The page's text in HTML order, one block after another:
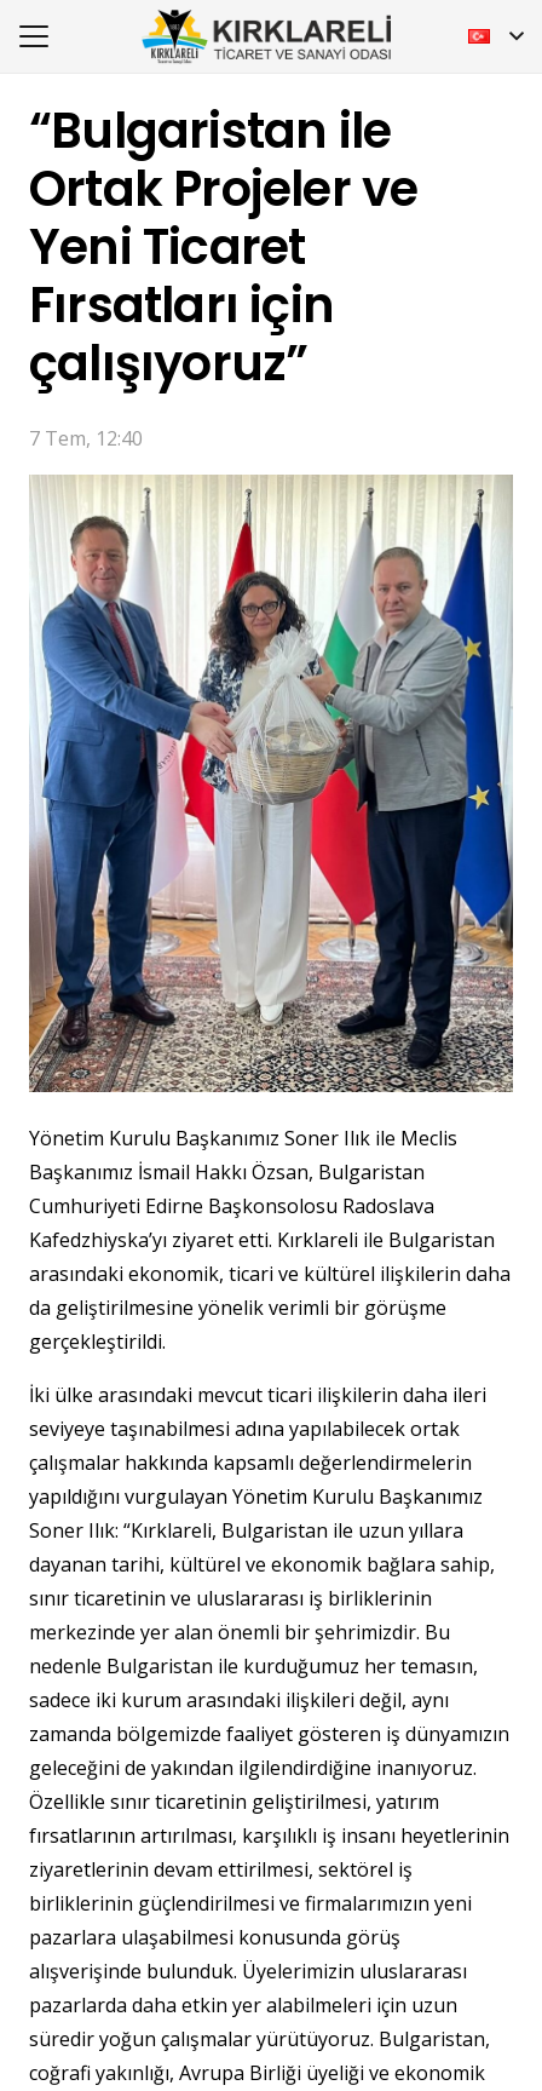
“Bulgaristan ile
Ortak Projeler ve
Yeni Ticaret
Fırsatları için
çalışıyoruz”
7 Tem, 12:40
Yönetim Kurulu Başkanımız Soner Ilık ile Meclis
Başkanımız İsmail Hakkı Özsan, Bulgaristan
Cumhuriyeti Edirne Başkonsolosu Radoslava
Kafedzhiyska’yı ziyaret etti. Kırklareli ile Bulgaristan
arasındaki ekonomik, ticari ve kültürel ilişkilerin daha
da geliştirilmesine yönelik verimli bir görüşme
gerçekleştirildi.
İki ülke arasındaki mevcut ticari ilişkilerin daha ileri
seviyeye taşınabilmesi adına yapılabilecek ortak
çalışmalar hakkında kapsamlı değerlendirmelerin
yapıldığını vurgulayan Yönetim Kurulu Başkanımız
Soner Ilık: “Kırklareli, Bulgaristan ile uzun yıllara
dayanan tarihi, kültürel ve ekonomik bağlara sahip,
sınır ticaretinin ve uluslararası iş birliklerinin
merkezinde yer alan önemli bir şehrimizdir. Bu
nedenle Bulgaristan ile kurduğumuz her temasın,
sadece iki kurum arasındaki ilişkileri değil, aynı
zamanda bölgemizde faaliyet gösteren iş dünyamızın
geleceğini de yakından ilgilendirdiğine inanıyoruz.
Özellikle sınır ticaretinin geliştirilmesi, yatırım
fırsatlarının artırılması, karşılıklı iş insanı heyetlerinin
ziyaretlerinin devam ettirilmesi, sektörel iş
birliklerinin güçlendirilmesi ve firmalarımızın yeni
pazarlara ulaşabilmesi konusunda görüş
alışverişinde bulunduk. Üyelerimizin uluslararası
pazarlarda daha etkin yer alabilmeleri için uzun
süredir yoğun çalışmalar yürütüyoruz. Bulgaristan,
coğrafi yakınlığı, Avrupa Birliği üyeliği ve ekonomik